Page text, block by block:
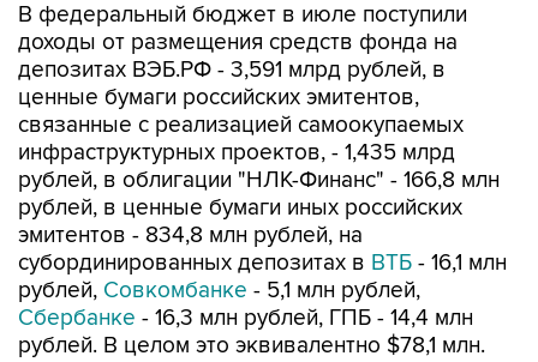
В федеральный бюджет в июле поступили
доходы от размещения средств фонда на
депозитах ВЭБ.РФ - 3,591 млрд рублей, в
ценные бумаги российских эмитентов,
связанные с реализацией самоокупаемых
инфраструктурных проектов, - 1,435 млрд
рублей, в облигации "НЛК-Финанс" - 166,8 млн
рублей, в ценные бумаги иных российских
эмитентов - 834,8 млн рублей, на
субординированных депозитах в ВТБ - 16,1 млн
рублей, Совкомбанке - 5,1 млн рублей,
Сбербанке - 16,3 млн рублей, ГПБ - 14,4 млн
рублей. В целом это эквивалентно $78,1 млн.